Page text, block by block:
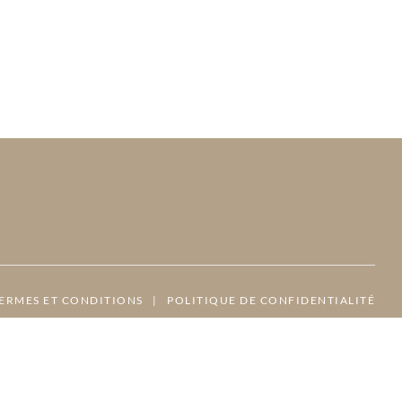
ET CONDITIONS | POLITIQUE DE CONFIDENTIALITÉ